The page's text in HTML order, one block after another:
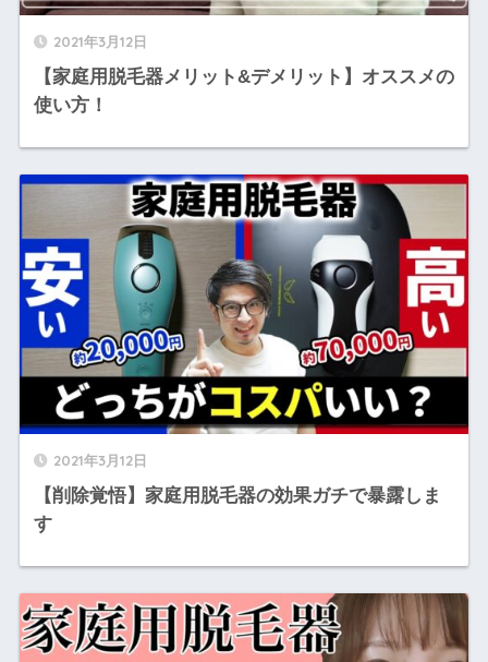
2021年3月12日
【家庭用脱毛器メリット&デメリット】オススメの
使い方！
2021年3月12日
【削除覚悟】家庭用脱毛器の効果ガチで暴露しま
す